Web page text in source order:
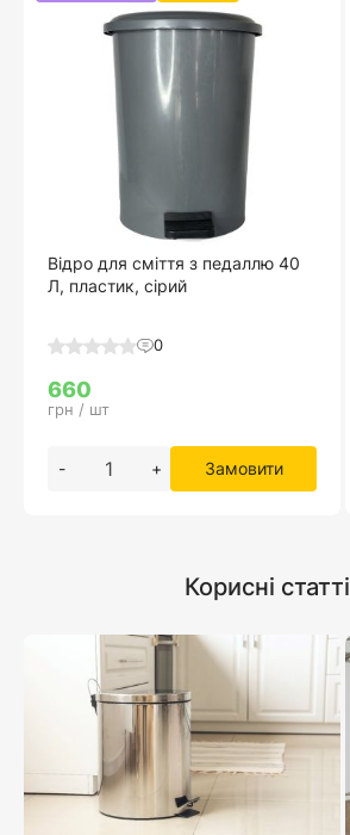
Відро для сміття з педаллю 40
Л, пластик, сірий
0
660
грн / шт
- + Замовити
Корисні статті